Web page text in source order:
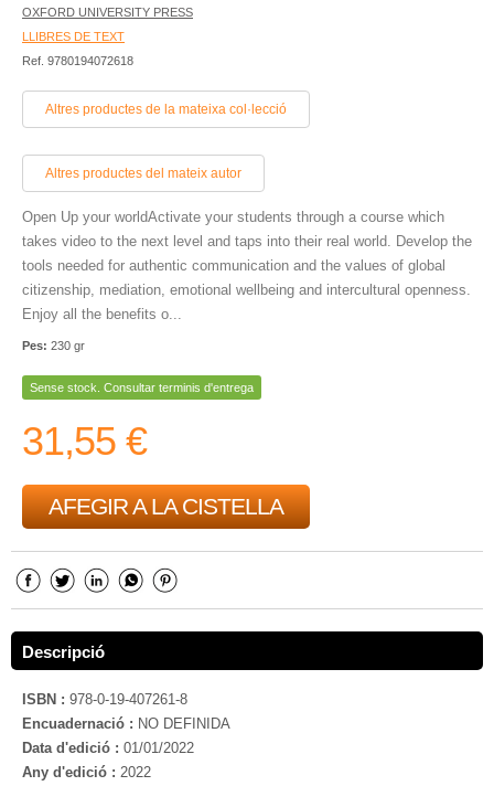
OXFORD UNIVERSITY PRESS
LLIBRES DE TEXT
Ref. 9780194072618
Altres productes de la mateixa col·lecció
Altres productes del mateix autor
Open Up your worldActivate your students through a course which
takes video to the next level and taps into their real world. Develop the
tools needed for authentic communication and the values of global
citizenship, mediation, emotional wellbeing and intercultural openness.
Enjoy all the benefits o...
Pes: 230 gr
Sense stock. Consultar terminis d'entrega
31,55 €
AFEGIR A LA CISTELLA
Descripció
ISBN : 978-0-19-407261-8
Encuadernació : NO DEFINIDA
Data d'edició : 01/01/2022
Any d'edició : 2022